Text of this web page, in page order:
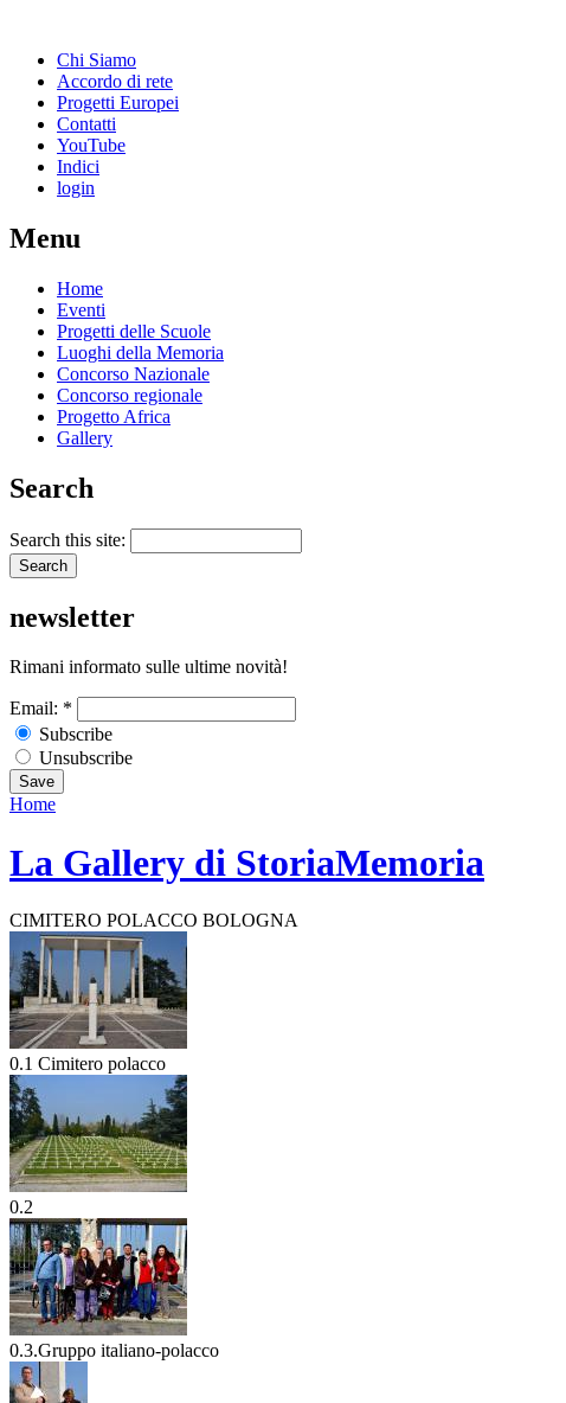
Chi Siamo
Accordo di rete
Progetti Europei
Contatti
YouTube
Indici
login
Menu
Home
Eventi
Progetti delle Scuole
Luoghi della Memoria
Concorso Nazionale
Concorso regionale
Progetto Africa
Gallery
Search
Search this site:
newsletter
Rimani informato sulle ultime novità!
Email: *
Subscribe
Unsubscribe
Home
La Gallery di StoriaMemoria
CIMITERO POLACCO BOLOGNA
0.1 Cimitero polacco
0.2
0.3.Gruppo italiano-polacco